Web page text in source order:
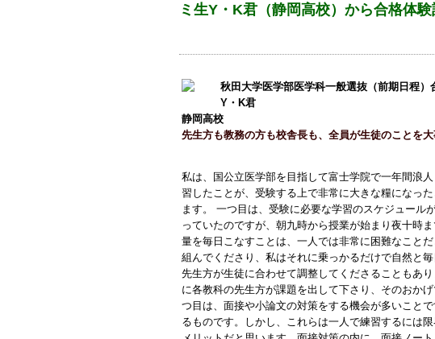
ミ生Y・K君（静岡高校）から合格体験
秋田大学医学部医学科一般選抜（前期日程）
Y・K君
静岡高校
先生方も教務の方も校舎長も、全員が生徒のことを
私は、国公立医学部を目指して富士学院で一年間浪
習したことが、受験する上で非常に大きな糧になっ
ます。 一つ目は、受験に必要な学習のスケジュール
っていたのですが、朝九時から授業が始まり夜十時
量を毎日こなすことは、一人では非常に困難なこと
組んでくださり、私はそれに乗っかるだけで自然と
先生方が生徒に合わせて調整してくださることもあ
に各教科の先生方が課題を出して下さり、そのおか
つ目は、面接や小論文の対策をする機会が多いこと
るものです。しかし、これらは一人で練習するには